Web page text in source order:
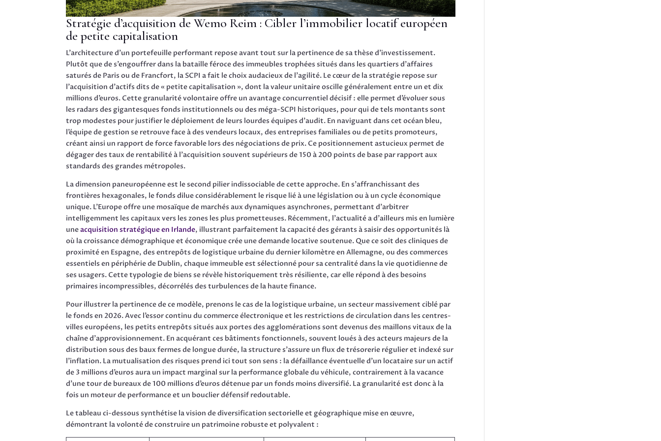
Stratégie d’acquisition de Wemo Reim : Cibler l’immobilier locatif européen
de petite capitalisation
L’architecture d’un portefeuille performant repose avant tout sur la pertinence de sa thèse d’investissement.
Plutôt que de s’engouffrer dans la bataille féroce des immeubles trophées situés dans les quartiers d’affaires
saturés de Paris ou de Francfort, la SCPI a fait le choix audacieux de l’agilité. Le cœur de la stratégie repose sur
l’acquisition d’actifs dits de « petite capitalisation », dont la valeur unitaire oscille généralement entre un et dix
millions d’euros. Cette granularité volontaire offre un avantage concurrentiel décisif : elle permet d’évoluer sous
les radars des gigantesques fonds institutionnels ou des méga-SCPI historiques, pour qui de tels montants sont
trop modestes pour justifier le déploiement de leurs lourdes équipes d’audit. En naviguant dans cet océan bleu,
l’équipe de gestion se retrouve face à des vendeurs locaux, des entreprises familiales ou de petits promoteurs,
créant ainsi un rapport de force favorable lors des négociations de prix. Ce positionnement astucieux permet de
dégager des taux de rentabilité à l’acquisition souvent supérieurs de 150 à 200 points de base par rapport aux
standards des grandes métropoles.
La dimension paneuropéenne est le second pilier indissociable de cette approche. En s’affranchissant des
frontières hexagonales, le fonds dilue considérablement le risque lié à une législation ou à un cycle économique
unique. L’Europe offre une mosaïque de marchés aux dynamiques asynchrones, permettant d’arbitrer
intelligemment les capitaux vers les zones les plus prometteuses. Récemment, l’actualité a d’ailleurs mis en lumière
uneacquisition stratégique en Irlande, illustrant parfaitement la capacité des gérants à saisir des opportunités là
où la croissance démographique et économique crée une demande locative soutenue. Que ce soit des cliniques de
proximité en Espagne, des entrepôts de logistique urbaine du dernier kilomètre en Allemagne, ou des commerces
essentiels en périphérie de Dublin, chaque immeuble est sélectionné pour sa centralité dans la vie quotidienne de
ses usagers. Cette typologie de biens se révèle historiquement très résiliente, car elle répond à des besoins
primaires incompressibles, décorrélés des turbulences de la haute finance.
Pour illustrer la pertinence de ce modèle, prenons le cas de la logistique urbaine, un secteur massivement ciblé par
le fonds en 2026. Avec l’essor continu du commerce électronique et les restrictions de circulation dans les centres-
villes européens, les petits entrepôts situés aux portes des agglomérations sont devenus des maillons vitaux de la
chaîne d’approvisionnement. En acquérant ces bâtiments fonctionnels, souvent loués à des acteurs majeurs de la
distribution sous des baux fermes de longue durée, la structure s’assure un flux de trésorerie régulier et indexé sur
l’inflation. La mutualisation des risques prend ici tout son sens : la défaillance éventuelle d’un locataire sur un actif
de 3 millions d’euros aura un impact marginal sur la performance globale du véhicule, contrairement à la vacance
d’une tour de bureaux de 100 millions d’euros détenue par un fonds moins diversifié. La granularité est donc à la
fois un moteur de performance et un bouclier défensif redoutable.
Le tableau ci-dessous synthétise la vision de diversification sectorielle et géographique mise en œuvre,
démontrant la volonté de construire un patrimoine robuste et polyvalent :